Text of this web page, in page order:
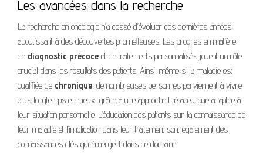
Les avancées dans la recherche
La recherche en oncologie n’a cessé d’évoluer ces dernières années,
aboutissant à des découvertes prometteuses. Les progrès en matière
de diagnostic précoce et de traitements personnalisés jouent un rôle
crucial dans les résultats des patients. Ainsi, même si la maladie est
qualifiée de chronique, de nombreuses personnes parviennent à vivre
plus longtemps et mieux, grâce à une approche thérapeutique adaptée à
leur situation personnelle. L’éducation des patients sur la connaissance de
leur maladie et l’implication dans leur traitement sont également des
connaissances clés qui émergent dans ce domaine.